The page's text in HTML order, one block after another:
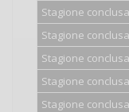
Stagione
Stagione
Stagione
Stagione
Stagione